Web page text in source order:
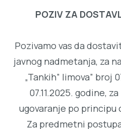
POZIV ZA
Pozivamo vas da
javnog nadmetanja, za
„Tankih” limova” broj
07.11.2025. godine,
ugovaranje po principu
Za predmetni